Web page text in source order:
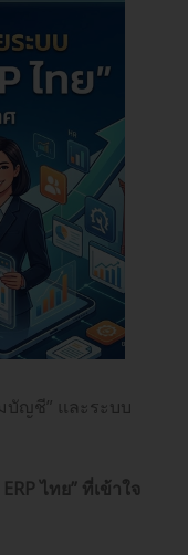
บัญชี” และระบบ
ไทย” ที่เข้าใจ